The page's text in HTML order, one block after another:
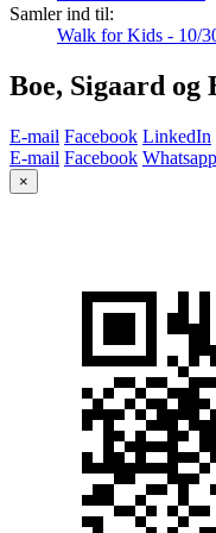
Samler ind til:
Walk for Kids - 10/
Boe, Sigaard
E-mail Facebook LinkedIn
E-mail Facebook Whatsapp
×